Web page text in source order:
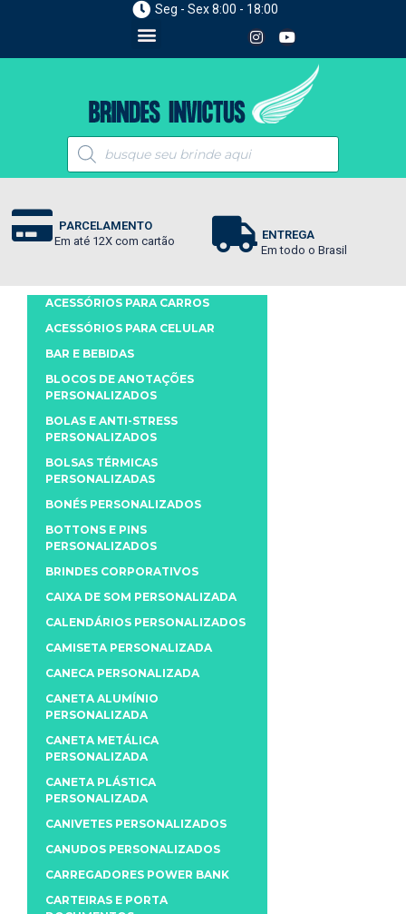
Seg - Sex 8:00 - 18:00
PARCELAMENTO
Em até 12X com cartão
ENTREGA
Em todo o Brasil
ACESSÓRIOS PARA CARROS
ACESSÓRIOS PARA CELULAR
BAR E BEBIDAS
BLOCOS DE ANOTAÇÕES
PERSONALIZADOS
BOLAS E ANTI-STRESS
PERSONALIZADOS
BOLSAS TÉRMICAS
PERSONALIZADAS
BONÉS PERSONALIZADOS
BOTTONS E PINS
PERSONALIZADOS
BRINDES CORPORATIVOS
CAIXA DE SOM PERSONALIZADA
CALENDÁRIOS PERSONALIZADOS
CAMISETA PERSONALIZADA
CANECA PERSONALIZADA
CANETA ALUMÍNIO
PERSONALIZADA
CANETA METÁLICA
PERSONALIZADA
CANETA PLÁSTICA
PERSONALIZADA
CANIVETES PERSONALIZADOS
CANUDOS PERSONALIZADOS
CARREGADORES POWER BANK
CARTEIRAS E PORTA